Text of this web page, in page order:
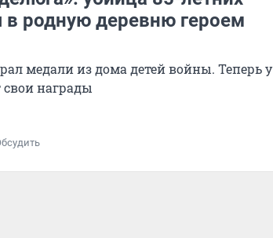
в родную деревню героем
медали из дома детей войны. Теперь у
свои награды